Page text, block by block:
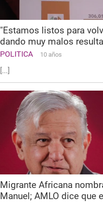
"Estamos listos para
dando muy malos
POLITICA 10 años
[...]
Migrante Africana
Manuel; AMLO dice que